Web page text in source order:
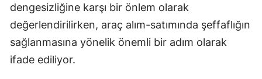
Kırklareli
Kırşehir
dengesizliğine karşı bir önlem olarak
değerlendirilirken, araç alım-satımında şeffaflığın
sağlanmasına yönelik önemli bir adım olarak
ifade ediliyor.